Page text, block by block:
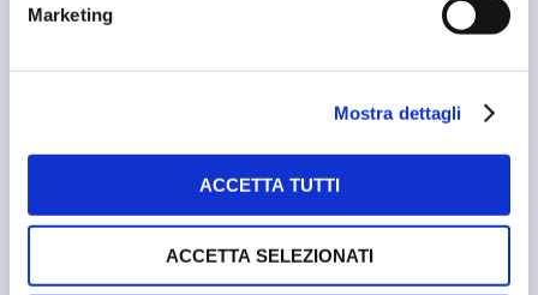
Marketing
Mostra dettagli
ACCETTA TUTTI
ACCETTA SELEZIONATI
VALUTARE: